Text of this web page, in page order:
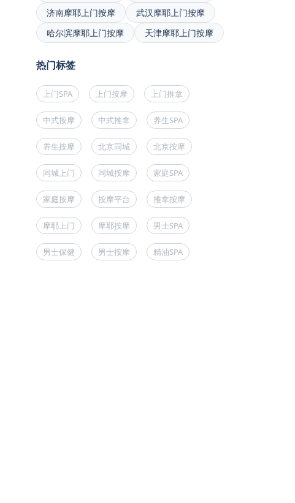
济南摩耶上门按摩
武汉摩耶上门按摩
哈尔滨摩耶上门按摩
天津摩耶上门按摩
热门标签
上门SPA 上门按摩 上门推拿
中式按摩 中式推拿 养生SPA
养生按摩 北京同城 北京按摩
同城上门 同城按摩 家庭SPA
家庭按摩 按摩平台 推拿按摩
摩耶上门 摩耶按摩 男士SPA
男士保健 男士按摩 精油SPA